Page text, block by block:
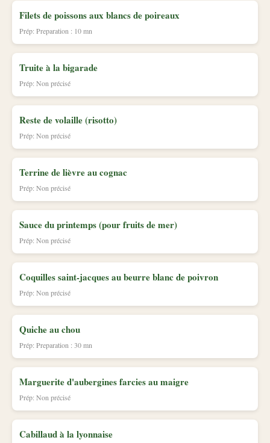
Filets de poissons aux blancs de poireaux
Prép: Preparation : 10 mn
Truite à la bigarade
Prép: Non précisé
Reste de volaille (risotto)
Prép: Non précisé
Terrine de lièvre au cognac
Prép: Non précisé
Sauce du printemps (pour fruits de mer)
Prép: Non précisé
Coquilles saint-jacques au beurre blanc de poivron
Prép: Non précisé
Quiche au chou
Prép: Preparation : 30 mn
Marguerite d'aubergines farcies au maigre
Prép: Non précisé
Cabillaud à la lyonnaise